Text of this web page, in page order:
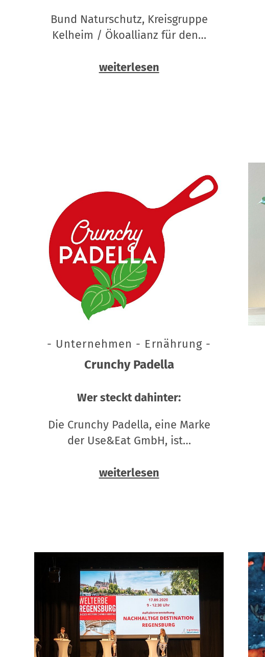
Bund Naturschutz, Kreisgruppe
Kelheim / Ökoallianz für den…
weiterlesen
- Unternehmen - Ernährung -
Crunchy Padella
Wer steckt dahinter:
Die Crunchy Padella, eine Marke
der Use&Eat GmbH, ist…
weiterlesen